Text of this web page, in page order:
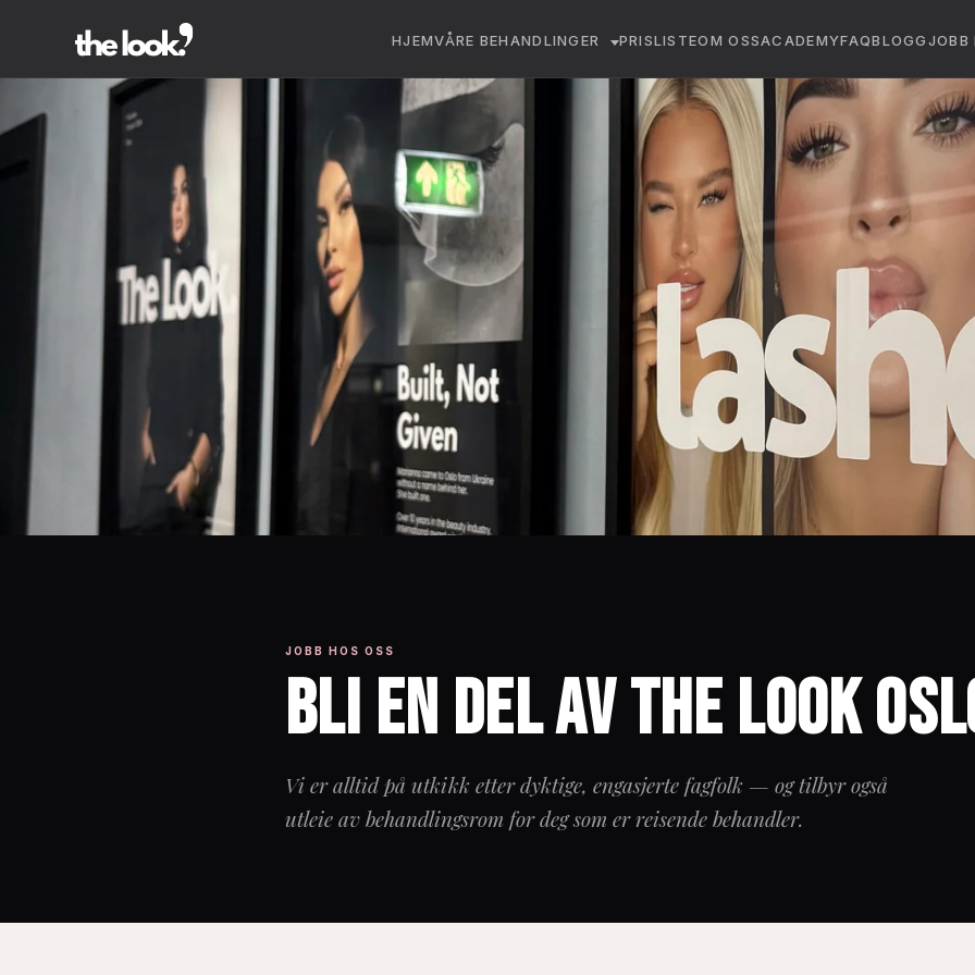
HJEMVÅRE BEHANDLINGER PRISLISTEOM OSSACADEMYFAQBLOGGJOBB
JOBB HOS OSS
Bli en del av The Look
Vi er alltid på utkikk etter dyktige, engasjerte fagfolk — og tilbyr også
utleie av behandlingsrom for deg som er reisende behandler.